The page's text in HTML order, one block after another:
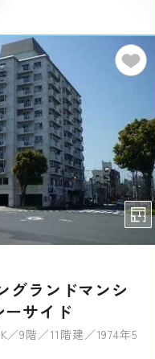
グランドマンシ
ーサイド
9階／11階建／1974年5